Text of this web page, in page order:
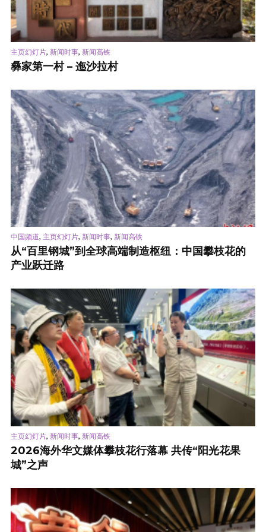
主页幻灯片, 新闻时事, 新闻高铁
彝家第一村 – 迤沙拉村
中国频道, 主页幻灯片, 新闻时事, 新闻高铁
从“百里钢城”到全球高端制造枢纽：中国攀枝花的
产业跃迁路
主页幻灯片, 新闻时事, 新闻高铁
2026海外华文媒体攀枝花行落幕 共传“阳光花果
城”之声